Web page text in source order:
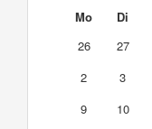
Mo Di
26
27
2
3
9
10